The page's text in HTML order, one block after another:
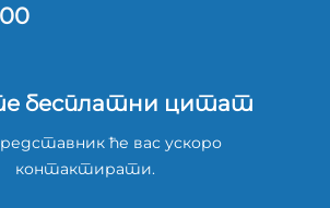
бесплатни цитат
ће вас ускоро
контактирати.